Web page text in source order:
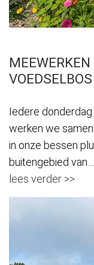
VOEDSELBOS
Iedere
werken we
in onze bessen
buitengebied van…
lees verder >>